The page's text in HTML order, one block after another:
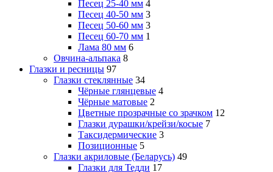
Песец 25-40 мм 4
Песец 40-50 мм 3
Песец 50-60 мм 3
Песец 60-70 мм 1
Лама 80 мм 6
Овчина-альпака 8
Глазки и ресницы 97
Глазки стеклянные 34
Чёрные глянцевые 4
Чёрные матовые 2
Цветные прозрачные со зрачком 12
Глазки дурашки/крейзи/косые 7
Таксидермические 3
Позиционные 5
Глазки акриловые (Беларусь) 49
Глазки для Тедди 17